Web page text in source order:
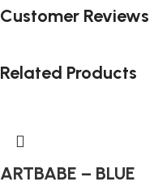
Customer Reviews
Related Products
ARTBABE – BLUE